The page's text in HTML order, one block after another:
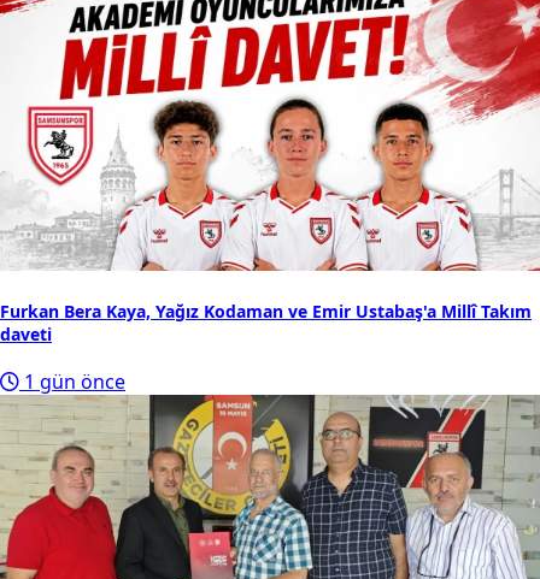
Furkan Bera Kaya, Yağız Kodaman ve Emir Ustabaş'a Millî Takım
daveti
1 gün önce